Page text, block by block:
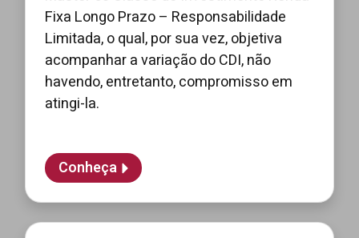
Fixa Longo Prazo – Responsabilidade
Limitada, o qual, por sua vez, objetiva
acompanhar a variação do CDI, não
havendo, entretanto, compromisso em
atingi-la.
Conheça